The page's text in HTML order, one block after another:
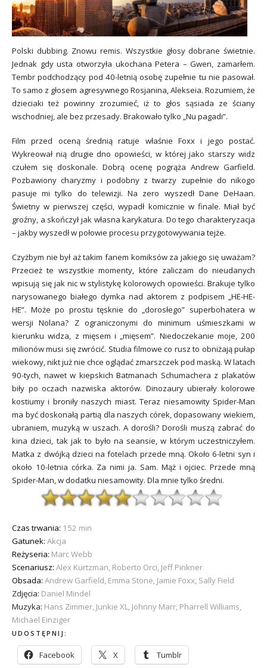
Polski dubbing. Znowu remis. Wszystkie głosy dobrane świetnie.
Jednak gdy usta otworzyła ukochana Petera – Gwen, zamarłem.
Tembr podchodzący pod 40-letnią osobę zupełnie tu nie pasował.
To samo z głosem agresywnego Rosjanina, Alekseia. Rozumiem, że
dzieciaki też powinny zrozumieć, iż to głos sąsiada ze ściany
wschodniej, ale bez przesady. Brakowało tylko „Nu pagadi”.
Film przed oceną średnią ratuje właśnie Foxx i jego postać.
Wykreował nią drugie dno opowieści, w której jako starszy widz
czułem się doskonale. Dobrą ocenę pogrąża Andrew Garfield.
Pozbawiony charyzmy i podobny z twarzy zupełnie do nikogo
pasuje mi tylko do telewizji. Na zero wyszedł Dane DeHaan.
Świetny w pierwszej części, wypadł komicznie w finale. Miał być
groźny, a skończył jak własna karykatura. Do tego charakteryzacja
– jakby wyszedł w połowie procesu przygotowywania tejże.
Czyżbym nie był aż takim fanem komiksów za jakiego się uważam?
Przecież te wszystkie momenty, które zaliczam do nieudanych
wpisują się jak nic w stylistykę kolorowych opowieści. Brakuje tylko
narysowanego białego dymka nad aktorem z podpisem „HE-HE-
HE”. Może po prostu tęsknie do „dorosłego” superbohatera w
wersji Nolana? Z ograniczonymi do minimum uśmieszkami w
kierunku widza, z mięsem i „mięsem”. Niedoczekanie moje, 200
milionów musi się zwrócić. Studia filmowe co rusz to obniżają pułap
wiekowy, nikt już nie chce oglądać zmarszczek pod maską. W latach
90-tych, nawet w kiepskich Batmanach Schumachera z plakatów
biły po oczach nazwiska aktorów. Dinozaury ubierały kolorowe
kostiumy i broniły naszych miast. Teraz niesamowity Spider-Man
ma być doskonałą partią dla naszych córek, dopasowany wiekiem,
ubraniem, muzyką w uszach. A dorośli? Dorośli muszą zabrać do
kina dzieci, tak jak to było na seansie, w którym uczestniczyłem.
Matka z dwójką dzieci na fotelach przede mną. Około 6-letni syn i
około 10-letnia córka. Za nimi ja. Sam. Mąż i ojciec. Przede mną
Spider-Man, w dodatku niesamowity. Dla mnie tylko średni.
Czas trwania: 152 min
Gatunek: Akcja
Reżyseria: Marc Webb
Scenariusz: Alex Kurtzman, Roberto Orci, Jeff Pinkner
Obsada: Andrew Garfield, Emma Stone, Jamie Foxx, Sally Field
Zdjęcia: Daniel Mindel
Muzyka: Hans Zimmer, Junkie XL, Johnny Marr, Pharrell Williams,
Michael Einziger
UDOSTĘPNIJ:
Facebook X Tumblr